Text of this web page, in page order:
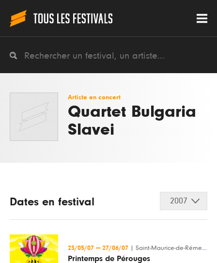
Artiste en concert
Quartet Bulgaria
Slavei
Dates en festival 2007
23/05/07 — 27/06/07 Saint-Maurice-de-Rémens (01)
Printemps de Pérouges